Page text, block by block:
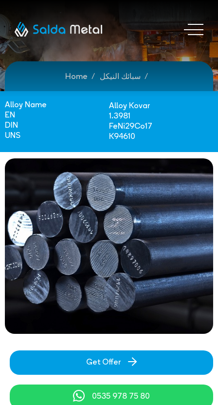
Home سبائك النيكل
Alloy Name
Alloy Kovar
EN
1.3981
DIN
FeNi29Co17
UNS
K94610
Get Offer
0535 978 75 80